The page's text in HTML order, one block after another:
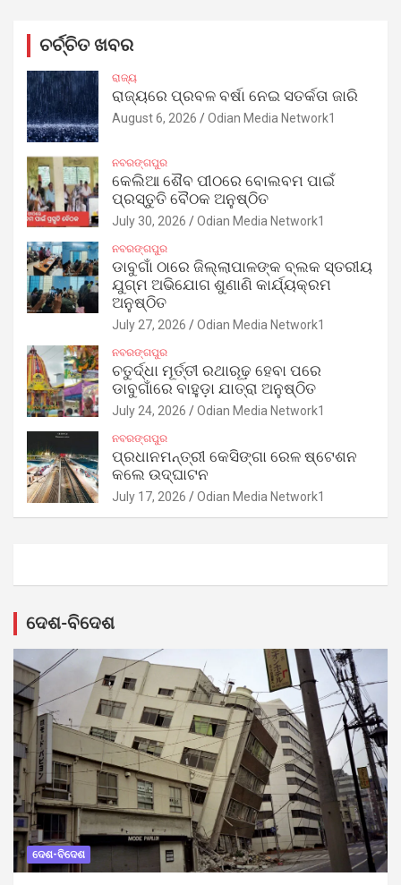
ଚର୍ଚ୍ଚିତ ଖବର
ରାଜ୍ୟ
ରାଜ୍ୟରେ ପ୍ରବଳ ବର୍ଷା ନେଇ ସତର୍କତା ଜାରି
August 6, 2026 Odian Media Network1
ନବରଙ୍ଗପୁର
କେଲିଆ ଶୈବ ପୀଠରେ ବୋଲବମ ପାଇଁ
ପ୍ରସ୍ତୁତି ବୈଠକ ଅନୁଷ୍ଠିତ
July 30, 2026 Odian Media Network1
ନବରଙ୍ଗପୁର
ଡାବୁଗାଁ ଠାରେ ଜିଲ୍ଲାପାଳଙ୍କ ବ୍ଲକ ସ୍ତରୀୟ
ଯୁଗ୍ମ ଅଭିଯୋଗ ଶୁଣାଣି କାର୍ଯ୍ୟକ୍ରମ
ଅନୁଷ୍ଠିତ
July 27, 2026 Odian Media Network1
ନବରଙ୍ଗପୁର
ଚତୁର୍ଦ୍ଧା ମୂର୍ତ୍ତୀ ରଥାରୂଢ଼ ହେବା ପରେ
ଡାବୁଗାଁରେ ବାହୁଡ଼ା ଯାତ୍ରା ଅନୁଷ୍ଠିତ
July 24, 2026 Odian Media Network1
ନବରଙ୍ଗପୁର
ପ୍ରଧାନମନ୍ତ୍ରୀ କେସିଙ୍ଗା ରେଳ ଷ୍ଟେଶନ
କଲେ ଉଦ୍‌ଘାଟନ
July 17, 2026 Odian Media Network1
ଦେଶ-ବିଦେଶ
ଦେଶ-ବିଦେଶ